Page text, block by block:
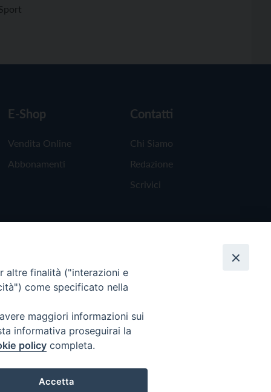
E-Shop
Vendita Online
Abbonamenti
Contatti
Chi Siamo
Redazione
Scrivici
altre finalità ("interazioni e
come specificato nella
maggiori informazioni sui
informativa proseguirai la
policy completa.
Accetta